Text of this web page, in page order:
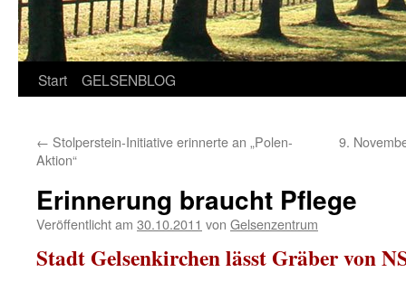
Start GELSENBLOG
← Stolperstein-Initiative erinnerte an „Polen-
Aktion“
9.
Erinnerung braucht Pflege
Veröffentlicht am 30.10.2011 von Gelsenzentrum
Stadt Gelsenkirchen lässt Gräber von